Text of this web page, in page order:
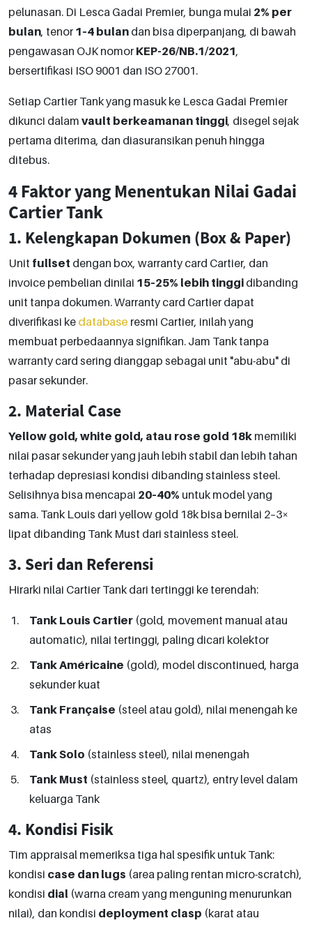
pelunasan. Di Lesca Gadai Premier, bunga mulai 2% per
bulan, tenor 1–4 bulan dan bisa diperpanjang, di bawah
pengawasan OJK nomor KEP-26/NB.1/2021,
bersertifikasi ISO 9001 dan ISO 27001.
Setiap Cartier Tank yang masuk ke Lesca Gadai Premier
dikunci dalam vault berkeamanan tinggi, disegel sejak
pertama diterima, dan diasuransikan penuh hingga
ditebus.
4 Faktor yang Menentukan Nilai Gadai
Cartier Tank
1. Kelengkapan Dokumen (Box & Paper)
Unit fullset dengan box, warranty card Cartier, dan
invoice pembelian dinilai 15–25% lebih tinggi dibanding
unit tanpa dokumen. Warranty card Cartier dapat
diverifikasi ke database resmi Cartier, inilah yang
membuat perbedaannya signifikan. Jam Tank tanpa
warranty card sering dianggap sebagai unit "abu-abu" di
pasar sekunder.
2. Material Case
Yellow gold, white gold, atau rose gold 18k memiliki
nilai pasar sekunder yang jauh lebih stabil dan lebih tahan
terhadap depresiasi kondisi dibanding stainless steel.
Selisihnya bisa mencapai 20–40% untuk model yang
sama. Tank Louis dari yellow gold 18k bisa bernilai 2–3×
lipat dibanding Tank Must dari stainless steel.
3. Seri dan Referensi
Hirarki nilai Cartier Tank dari tertinggi ke terendah:
Tank Louis Cartier (gold, movement manual atau
automatic), nilai tertinggi, paling dicari kolektor
Tank Américaine (gold), model discontinued, harga
sekunder kuat
Tank Française (steel atau gold), nilai menengah ke
atas
Tank Solo (stainless steel), nilai menengah
Tank Must (stainless steel, quartz), entry level dalam
keluarga Tank
4. Kondisi Fisik
Tim appraisal memeriksa tiga hal spesifik untuk Tank:
kondisi case dan lugs (area paling rentan micro-scratch),
kondisi dial (warna cream yang menguning menurunkan
nilai), dan kondisi deployment clasp (karat atau